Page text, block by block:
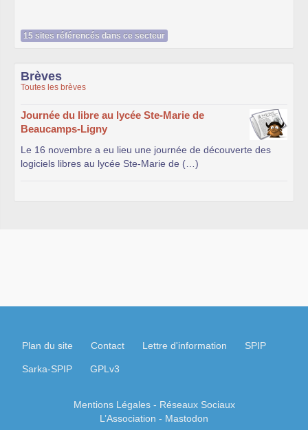
15 sites référencés dans ce secteur
Brèves
Toutes les brèves
Journée du libre au lycée Ste-Marie de
Beaucamps-Ligny
Le 16 novembre a eu lieu une journée de découverte des
logiciels libres au lycée Ste-Marie de (…)
Plan du site Contact Lettre d'information SPIP
Sarka-SPIP GPLv3
Mentions Légales- Réseaux Sociaux
L’Association - Mastodon